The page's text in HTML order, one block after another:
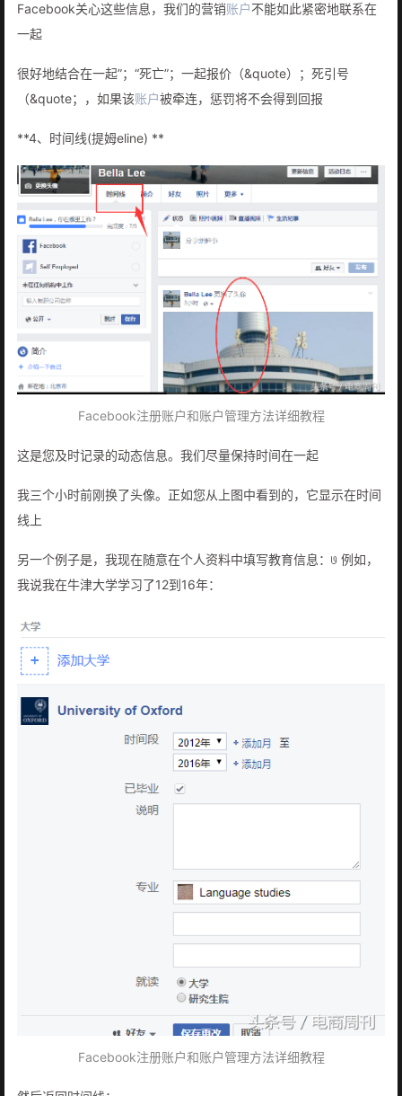
Facebook关心这些信息，我们的营销账户不能如此紧密地联系在
一起
很好地结合在一起”；“死亡”；一起报价（&quote）；死引号
（&quote；，如果该账户被牵连，惩罚将不会得到回报
**4、时间线(提姆eline) **
Facebook注册账户和账户管理方法详细教程
这是您及时记录的动态信息。我们尽量保持时间在一起
我三个小时前刚换了头像。正如您从上图中看到的，它显示在时间
线上
另一个例子是，我现在随意在个人资料中填写教育信息：𞓜 例如，
我说我在牛津大学学习了12到16年：
Facebook注册账户和账户管理方法详细教程